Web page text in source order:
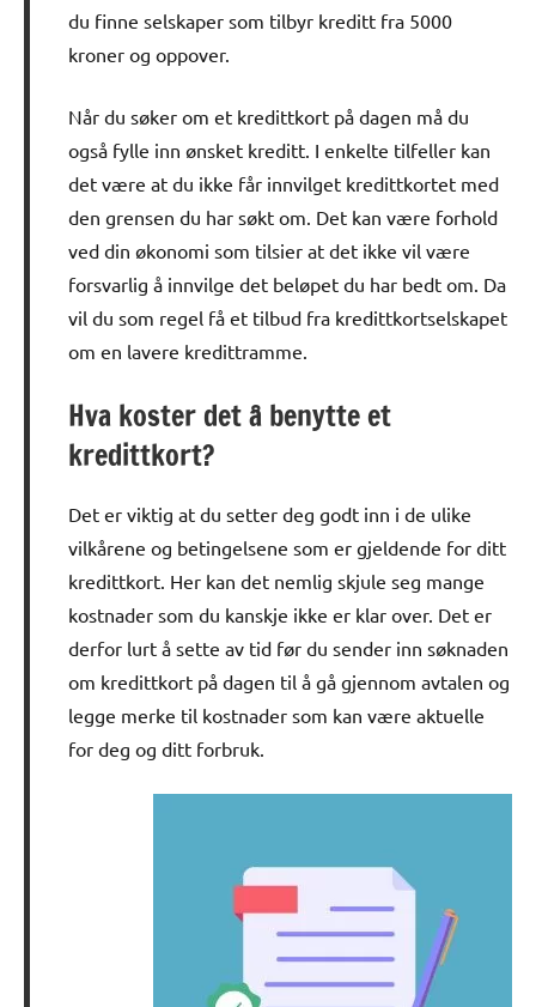
du finne selskaper som tilbyr kreditt fra 5000
kroner og oppover.
Når du søker om et kredittkort på dagen må du
også fylle inn ønsket kreditt. I enkelte tilfeller kan
det være at du ikke får innvilget kredittkortet med
den grensen du har søkt om. Det kan være forhold
ved din økonomi som tilsier at det ikke vil være
forsvarlig å innvilge det beløpet du har bedt om. Da
vil du som regel få et tilbud fra kredittkortselskapet
om en lavere kredittramme.
Hva koster det å benytte et
kredittkort?
Det er viktig at du setter deg godt inn i de ulike
vilkårene og betingelsene som er gjeldende for ditt
kredittkort. Her kan det nemlig skjule seg mange
kostnader som du kanskje ikke er klar over. Det er
derfor lurt å sette av tid før du sender inn søknaden
om kredittkort på dagen til å gå gjennom avtalen og
legge merke til kostnader som kan være aktuelle
for deg og ditt forbruk.